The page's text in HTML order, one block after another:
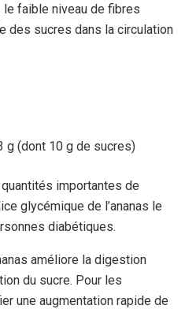
le faible niveau de fibres
des sucres dans la circulation
g (dont 10 g de sucres)
importantes de
glycémique de l’ananas le
diabétiques.
améliore la digestion
du sucre. Pour les
une augmentation rapide de